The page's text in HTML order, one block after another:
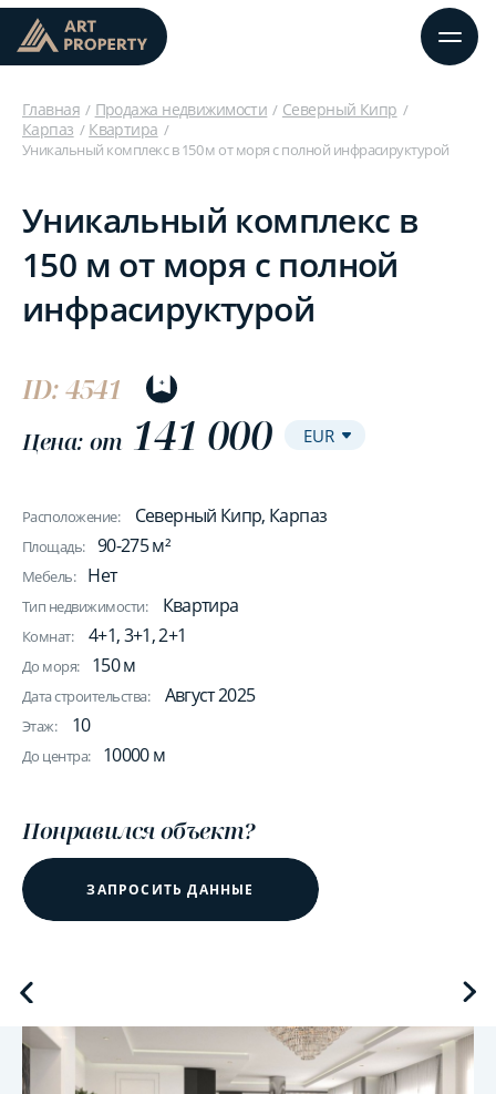
Главная Продажа недвижимости
Северный Кипр
Карпаз
Квартира
Уникальный комплекс в 150 м от моря с полной инфрасируктурой
Уникальный комплекс в
150 м от моря с полной
инфрасируктурой
ID: 4541
Цена: от 141 000
Расположение: Северный Кипр, Карпаз
Площадь: 90-275 м²
Мебель: Нет
Тип недвижимости: Квартира
Комнат: 4+1, 3+1, 2+1
До моря: 150 м
Дата строительства: Август 2025
Этаж: 10
До центра: 10000 м
Понравился объект?
ЗАПРОСИТЬ ДАННЫЕ